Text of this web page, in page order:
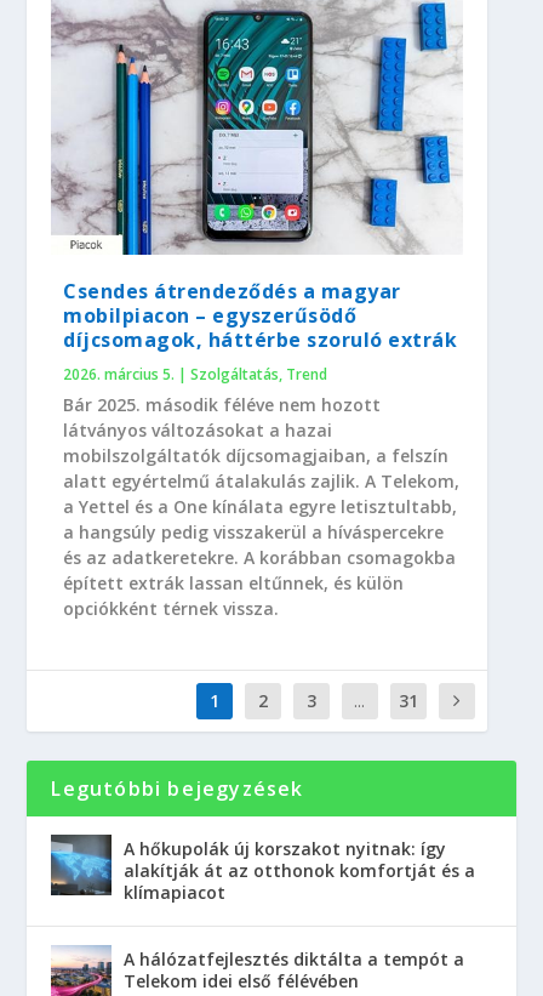
Csendes átrendeződés a magyar
mobilpiacon – egyszerűsödő
díjcsomagok, háttérbe szoruló extrák
2026. március 5. |Szolgáltatás, Trend
Bár 2025. második féléve nem hozott
látványos változásokat a hazai
mobilszolgáltatók díjcsomagjaiban, a felszín
alatt egyértelmű átalakulás zajlik. A Telekom,
a Yettel és a One kínálata egyre letisztultabb,
a hangsúly pedig visszakerül a híváspercekre
és az adatkeretekre. A korábban csomagokba
épített extrák lassan eltűnnek, és külön
opciókként térnek vissza.
1 2 3 ... 31
Legutóbbi bejegyzések
A hőkupolák új korszakot nyitnak: így
alakítják át az otthonok komfortját és a
klímapiacot
A hálózatfejlesztés diktálta a tempót a
Telekom idei első félévében